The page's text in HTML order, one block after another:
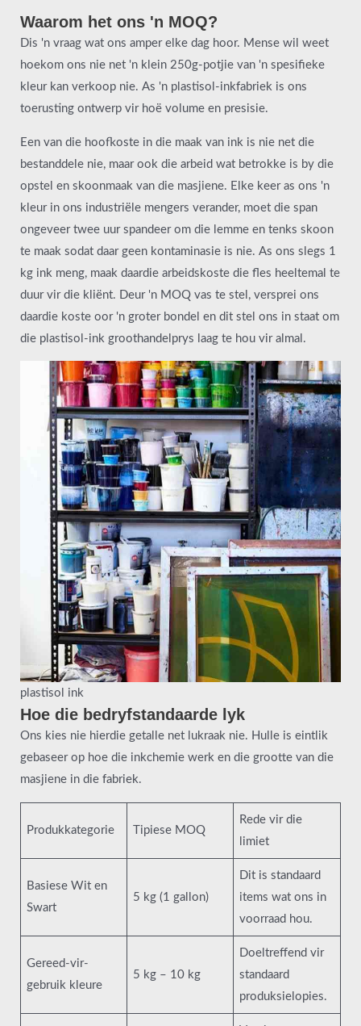
Waarom het ons 'n MOQ?
Dis 'n vraag wat ons amper elke dag hoor. Mense wil weet
hoekom ons nie net 'n klein 250g-potjie van 'n spesifieke
kleur kan verkoop nie. As 'n plastisol-inkfabriek is ons
toerusting ontwerp vir hoë volume en presisie.
Een van die hoofkoste in die maak van ink is nie net die
bestanddele nie, maar ook die arbeid wat betrokke is by die
opstel en skoonmaak van die masjiene. Elke keer as ons 'n
kleur in ons industriële mengers verander, moet die span
ongeveer twee uur spandeer om die lemme en tenks skoon
te maak sodat daar geen kontaminasie is nie. As ons slegs 1
kg ink meng, maak daardie arbeidskoste die fles heeltemal te
duur vir die kliënt. Deur 'n MOQ vas te stel, versprei ons
daardie koste oor 'n groter bondel en dit stel ons in staat om
die plastisol-ink groothandelprys laag te hou vir almal.
plastisol ink
Hoe die bedryfstandaarde lyk
Ons kies nie hierdie getalle net lukraak nie. Hulle is eintlik
gebaseer op hoe die inkchemie werk en die grootte van die
masjiene in die fabriek.
Produkkategorie Tipiese MOQ
Rede vir die
limiet
Basiese Wit en
Swart
5 kg (1 gallon)
Dit is standaard
items wat ons in
voorraad hou.
Gereed-vir-
gebruik kleure
5 kg – 10 kg
Doeltreffend vir
standaard
produksielopies.